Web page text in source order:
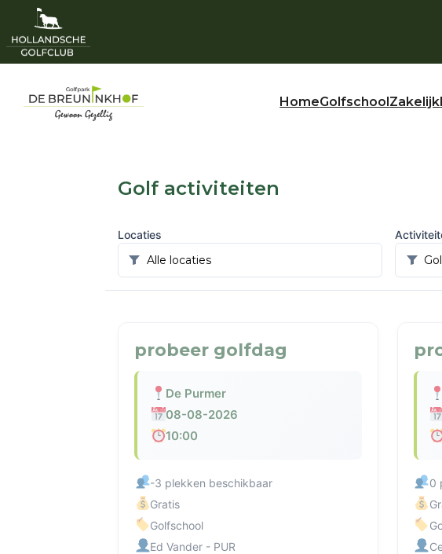
HomeGolfschoolZakelijk
Golf activiteiten
Locaties
probeer golfdag
De Purmer
08-08-2026
10:00
-3 plekken beschikbaar
Gratis
Golfschool
Ed Vander - PUR
0